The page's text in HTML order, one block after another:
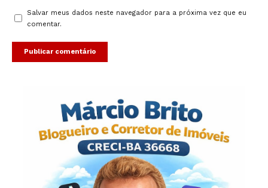
Salvar meus dados neste navegador para a próxima vez que eu
comentar.